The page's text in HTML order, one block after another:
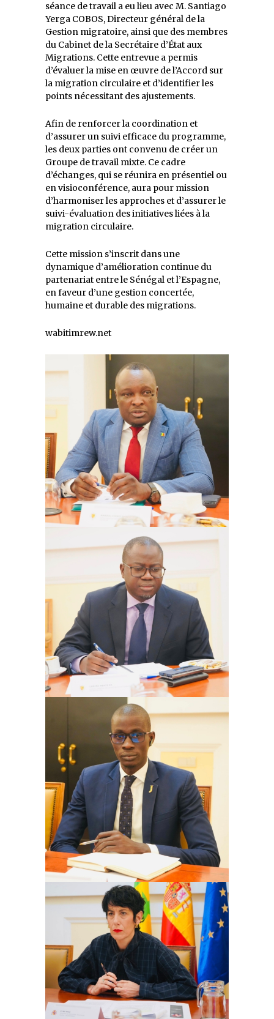
séance de travail a eu lieu avec M. Santiago
Yerga COBOS, Directeur général de la
Gestion migratoire, ainsi que des membres
du Cabinet de la Secrétaire d’État aux
Migrations. Cette entrevue a permis
d’évaluer la mise en œuvre de l’Accord sur
la migration circulaire et d’identifier les
points nécessitant des ajustements.
Afin de renforcer la coordination et
d’assurer un suivi efficace du programme,
les deux parties ont convenu de créer un
Groupe de travail mixte. Ce cadre
d’échanges, qui se réunira en présentiel ou
en visioconférence, aura pour mission
d’harmoniser les approches et d’assurer le
suivi-évaluation des initiatives liées à la
migration circulaire.
Cette mission s’inscrit dans une
dynamique d’amélioration continue du
partenariat entre le Sénégal et l’Espagne,
en faveur d’une gestion concertée,
humaine et durable des migrations.
wabitimrew.net